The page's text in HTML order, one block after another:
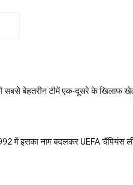
सबसे बेहतरीन टीमें एक-दूसरे के खिलाफ
में इसका नाम बदलकर UEFA चैंपियंस